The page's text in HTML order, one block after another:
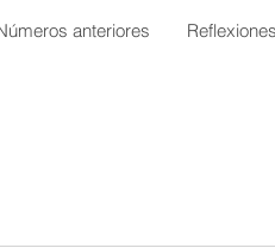
anteriores